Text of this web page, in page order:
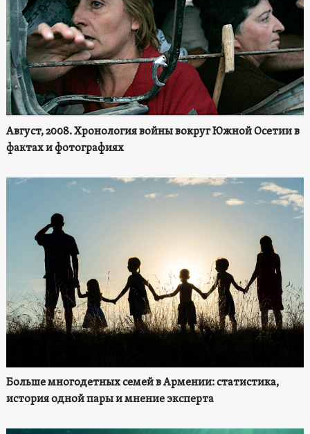
Август, 2008. Хронология войны вокруг Южной Осетии в
фактах и фотографиях
Больше многодетных семей в Армении: статистика,
история одной пары и мнение эксперта